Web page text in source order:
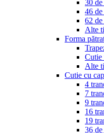
30
46
62
Alte
Forma
Cutie
Alte
Cutie cu
4
7
9
16
19
36